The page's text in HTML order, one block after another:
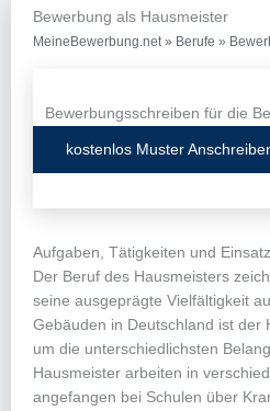
Bewerbung als Hausmeister
MeineBewerbung.net » Berufe »
Bewerbungsschreiben für die
kostenlos Muster
Aufgaben, Tätigkeiten und
Der Beruf des Hausmeisters
seine ausgeprägte Vielfältigkeit
Gebäuden in Deutschland ist der
um die unterschiedlichsten
Hausmeister arbeiten in
angefangen bei Schulen über